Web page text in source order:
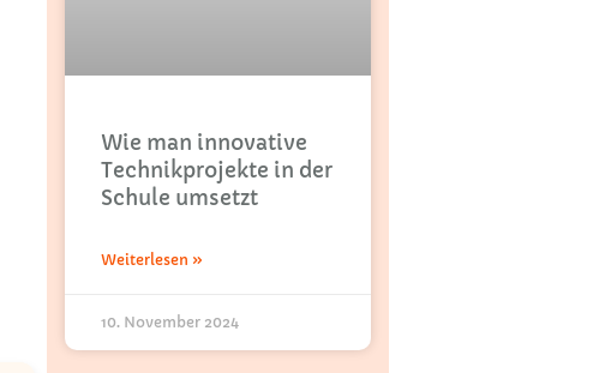
Wie man innovative
Technikprojekte in der
Schule umsetzt
Weiterlesen »
10. November 2024